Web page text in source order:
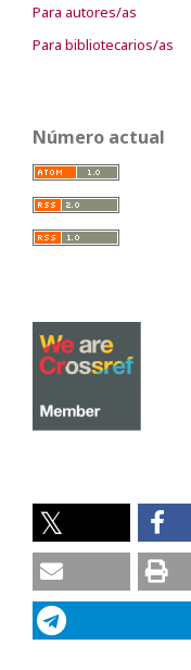
Para autores/as
Para bibliotecarios/as
Número actual